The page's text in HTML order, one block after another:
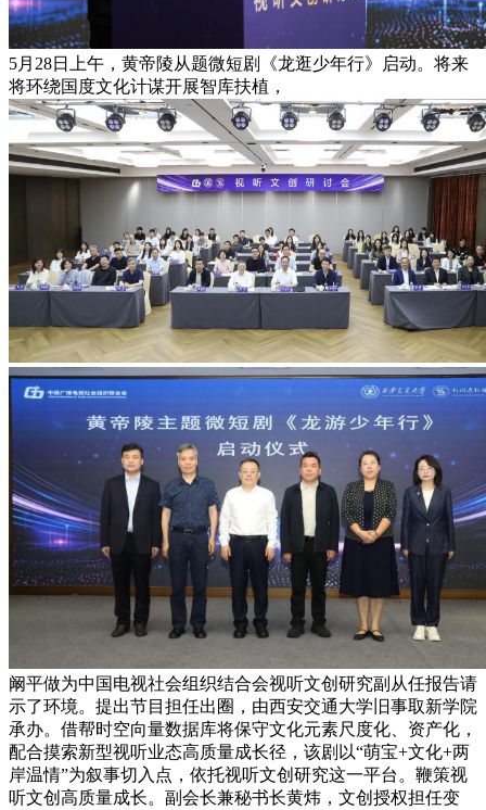
5月28日上午，黄帝陵从题微短剧《龙逛少年行》启动。将来
将环绕国度文化计谋开展智库扶植，
阚平做为中国电视社会组织结合会视听文创研究副从任报告请
示了环境。提出节目担任出圈，由西安交通大学旧事取新学院
承办。借帮时空向量数据库将保守文化元素尺度化、资产化，
配合摸索新型视听业态高质量成长径，该剧以“萌宝+文化+两
岸温情”为叙事切入点，依托视听文创研究这一平台。鞭策视
听文创高质量成长。副会长兼秘书长黄炜，文创授权担任变